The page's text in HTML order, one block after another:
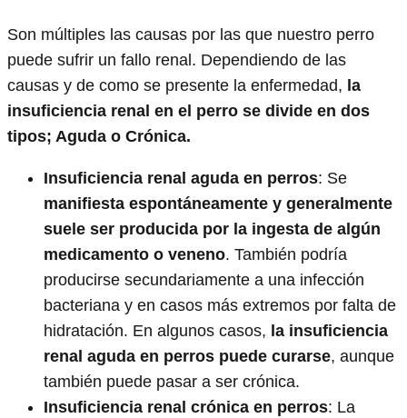
Son múltiples las causas por las que nuestro perro
puede sufrir un fallo renal. Dependiendo de las
causas y de como se presente la enfermedad, la
insuficiencia renal en el perro se divide en dos
tipos; Aguda o Crónica.
Insuficiencia renal aguda en perros: Se
manifiesta espontáneamente y generalmente
suele ser producida por la ingesta de algún
medicamento o veneno. También podría
producirse secundariamente a una infección
bacteriana y en casos más extremos por falta de
hidratación. En algunos casos, la insuficiencia
renal aguda en perros puede curarse, aunque
también puede pasar a ser crónica.
Insuficiencia renal crónica en perros: La